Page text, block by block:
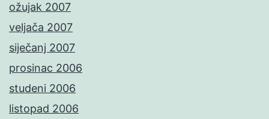
ožujak 2007
veljača 2007
siječanj 2007
prosinac 2006
studeni 2006
listopad 2006